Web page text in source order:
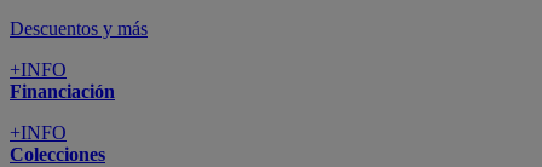
Descuentos y más
+INFO
Financiación
+INFO
Colecciones